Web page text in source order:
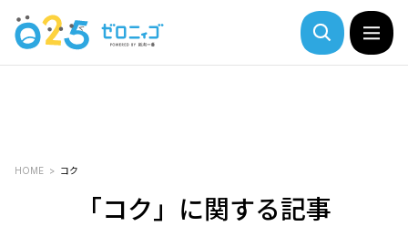
HOME コク
「コク」に関する記事